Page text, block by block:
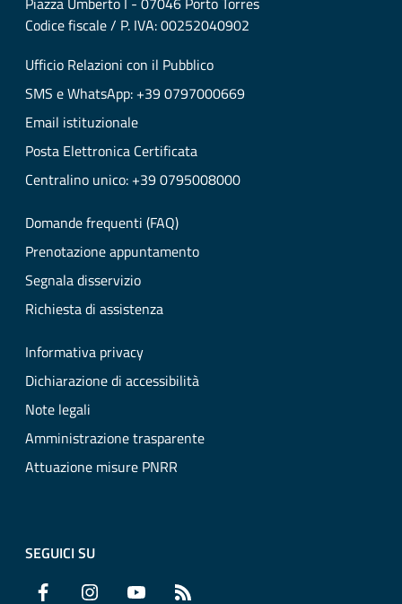
Codice fiscale / P. IVA: 00252040902
Ufficio Relazioni con il Pubblico
SMS e WhatsApp: +39 0797000669
Email istituzionale
Posta Elettronica Certificata
Centralino unico: +39 0795008000
Domande frequenti (FAQ)
Prenotazione appuntamento
Segnala disservizio
Richiesta di assistenza
Informativa privacy
Dichiarazione di accessibilità
Note legali
Amministrazione trasparente
Attuazione misure PNRR
SEGUICI SU
Facebook Instagram YouTube